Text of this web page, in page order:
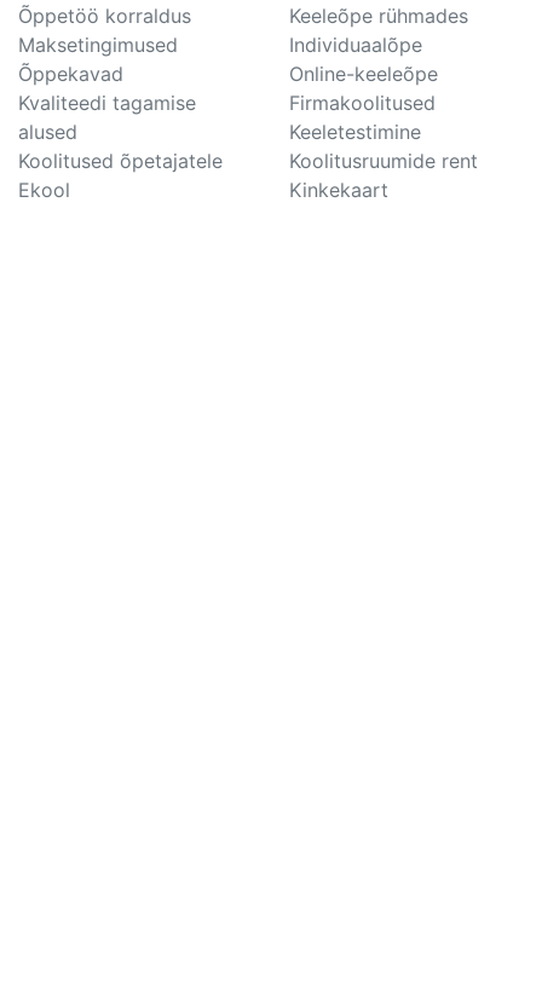
Õppetöö korraldus
Maksetingimused
Õppekavad
Kvaliteedi tagamise
alused
Koolitused õpetajatele
Ekool
Keeleõpe rühmades
Individuaalõpe
Online-keeleõpe
Firmakoolitused
Keeletestimine
Koolitusruumide rent
Kinkekaart